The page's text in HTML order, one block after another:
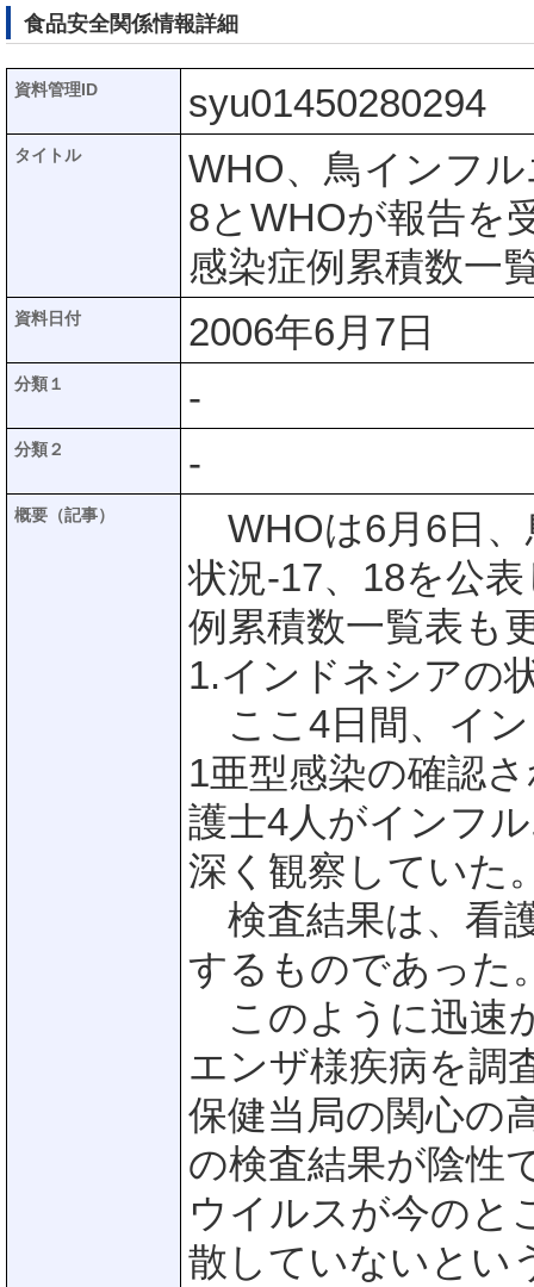
食品安全関係情報詳細
資料管理ID syu01450280294
タイトル
WHO、鳥インフ
8とWHOが報告を
感染症例累積数一
資料日付 2006年6月7日
分類１ -
分類２ -
概要（記事）
WHOは6月6日
状況-17、18を公
例累積数一覧表も
1.インドネシアの
ここ4日間、イン
1亜型感染の確認
護士4人がインフ
深く観察していた
検査結果は、看
するものであった
このように迅速
エンザ様疾病を調
保健当局の関心の
の検査結果が陰性
ウイルスが今のと
散していないとい